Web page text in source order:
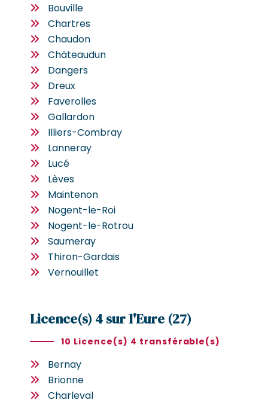
Bouville
Chartres
Chaudon
Châteaudun
Dangers
Dreux
Faverolles
Gallardon
Illiers-Combray
Lanneray
Lucé
Lèves
Maintenon
Nogent-le-Roi
Nogent-le-Rotrou
Saumeray
Thiron-Gardais
Vernouillet
Licence(s) 4 sur l'Eure (27)
10 Licence(s) 4 transférable(s)
Bernay
Brionne
Charleval